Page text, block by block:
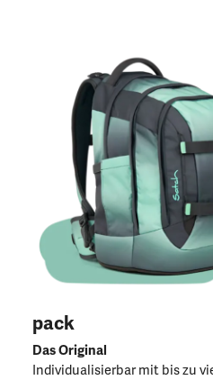
pack
Das Original
Individualisierbar mit bis zu